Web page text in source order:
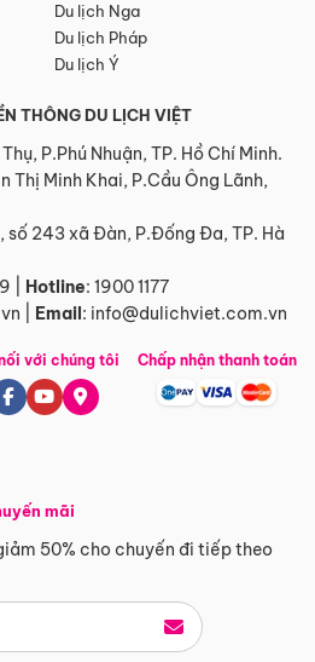
Du lịch Nga
Du lịch Pháp
Du lịch Ý
THÔNG DU LỊCH VIỆT
P.Phú Nhuận, TP. Hồ Chí Minh.
Thị Minh Khai, P.Cầu Ông Lãnh,
số 243 xã Đàn, P.Đống Đa, TP. Hà
Hotline: 1900 1177
Email: info@dulichviet.com.vn
mãi
50% cho chuyến đi tiếp theo
với chúng tôi Chấp nhận thanh toán